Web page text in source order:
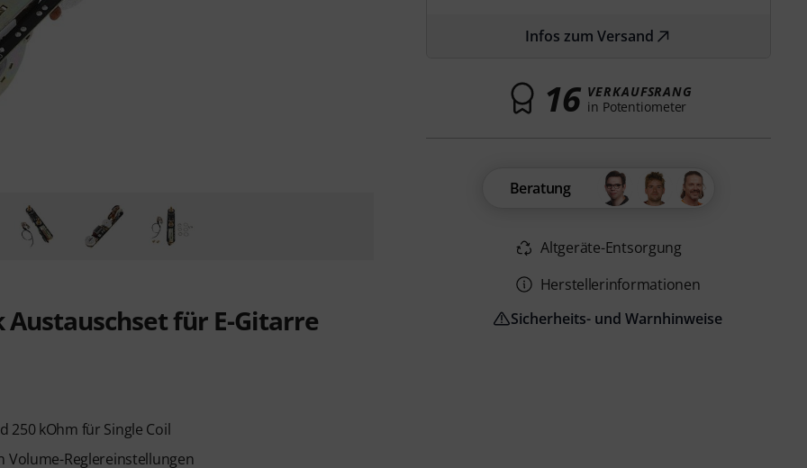
für E-Gitarre
250 kOhm für Single Coil
Volume-Reglereinstellungen
Infos zum Versand
16 VERKAUFSRANG
in Potentiometer
Beratung
Altgeräte-Entsorgung
Herstellerinformationen
Sicherheits- und Warnhinweise